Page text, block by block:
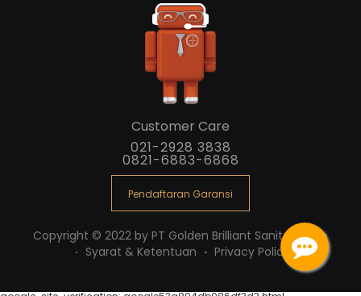
Customer Care
021-2928 3838
0821-6883-6868
Pendaftaran Garansi
Copyright © 2022 by PT Golden Brilliant Sanitaryware
Syarat & Ketentuan
Privacy Policy